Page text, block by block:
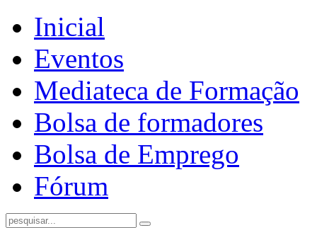
Inicial
Eventos
Mediateca de Formação
Bolsa de formadores
Bolsa de Emprego
Fórum